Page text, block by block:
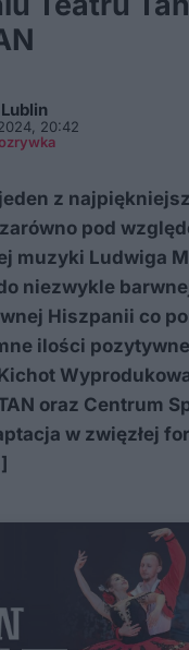
Lublin
20:42
z
pod
muzyki Ludwiga
niezwykle
Hiszpanii co
ilości
oraz Centrum
w zwięzłej